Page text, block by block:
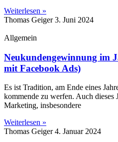
Weiterlesen »
Thomas Geiger3. Juni 2024
Allgemein
Neukundengewinnung im
mit Facebook Ads)
Es ist Tradition, am Ende eines
kommende zu werfen. Auch dieses
Marketing, insbesondere
Weiterlesen »
Thomas Geiger4. Januar 2024